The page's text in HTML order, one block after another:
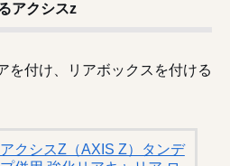
アクシスz
を付け、リアボックスを付ける
クシスZ（AXIS Z）タンデ